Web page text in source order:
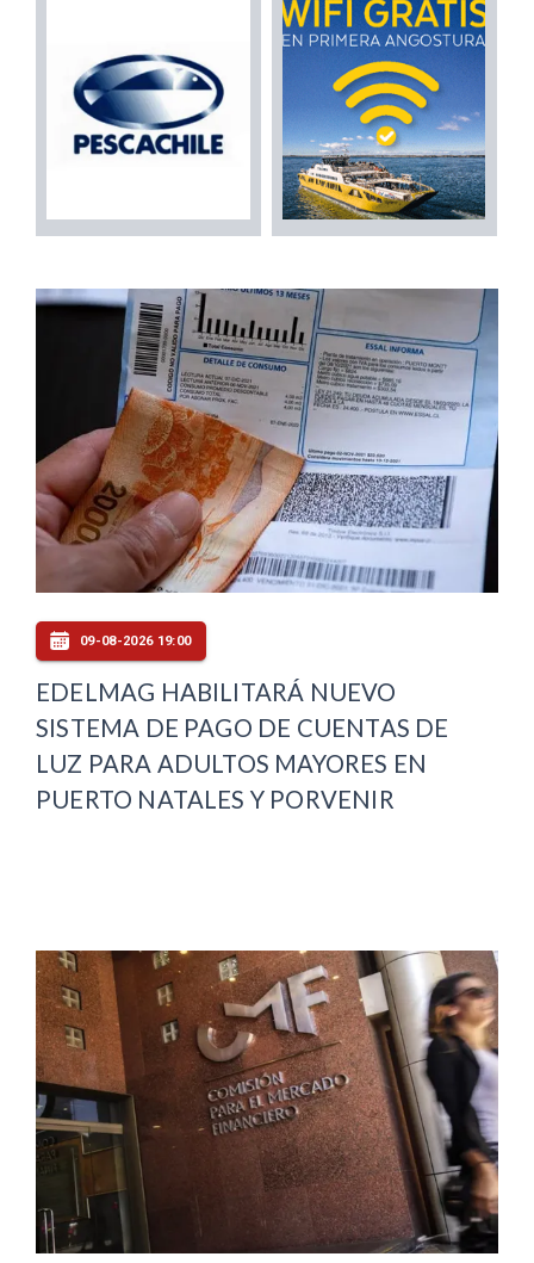
09-08-2026 19:00
EDELMAG HABILITARÁ NUEVO
SISTEMA DE PAGO DE CUENTAS DE
LUZ PARA ADULTOS MAYORES EN
PUERTO NATALES Y PORVENIR